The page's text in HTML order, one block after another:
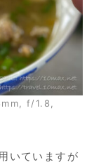
f/1.8,
いていますが